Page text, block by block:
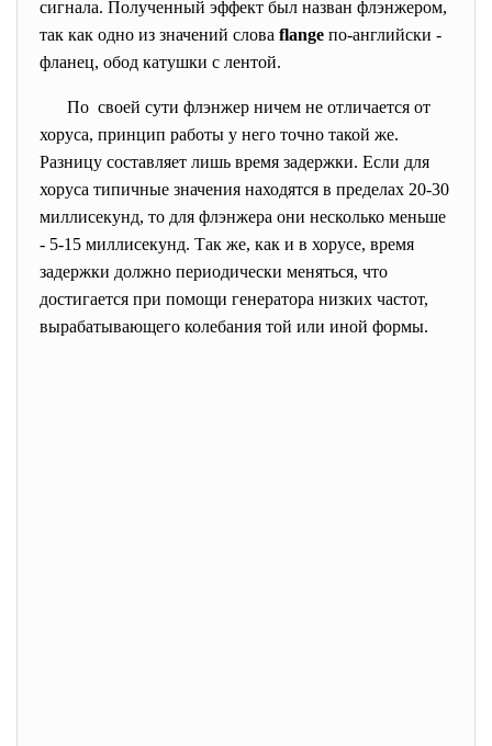
сигнала. Полученный эффект был назван флэнжером,
так как одно из значений слова flange по-английски -
фланец, обод катушки с лентой.
По своей сути флэнжер ничем не отличается от
хоруса, принцип работы у него точно такой же.
Разницу составляет лишь время задержки. Если для
хоруса типичные значения находятся в пределах 20-30
миллисекунд, то для флэнжера они несколько меньше
- 5-15 миллисекунд. Так же, как и в хорусе, время
задержки должно периодически меняться, что
достигается при помощи генератора низких частот,
вырабатывающего колебания той или иной формы.